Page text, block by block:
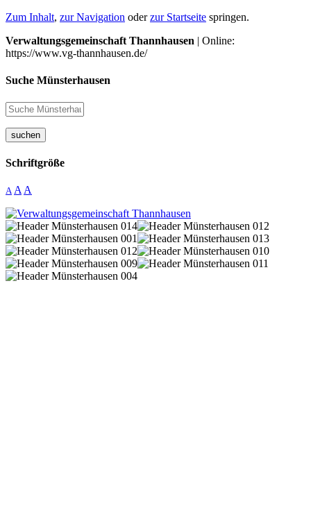
Zum Inhalt, zur Navigation oderzur Startseite springen.
Verwaltungsgemeinschaft Thannhausen | Online:
https://www.vg-thannhausen.de/
Suche Münsterhausen
suchen
Schriftgröße
A A A